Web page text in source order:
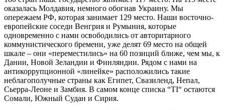
оказалась Молдавия, немного обогнав Украину. Мы
опережаем РФ, которая занимает 129 место. Наши восточно-
европейские соседи Венгрия и Румыния, которые
одновременно с нами освободились от авторитарного
коммунистического бремени, уже делят 69 место на общей
шкале – они «переместились» на 60 позиций ближе, чем мы, к
Дании, Новой Зеландии и Финляндии. Рядом с нами на
антикоррупционной «линейке» расположились такие
неблагополучные страны как Египет, Свазиленд, Непал,
Сьерра-Леоне и Замбия. В самом конце списка “TI“ остаются
Сомали, Южный Судан и Сирия.